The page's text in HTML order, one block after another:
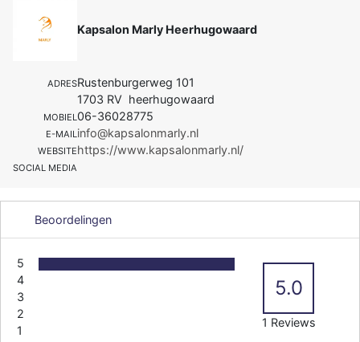
Kapsalon Marly Heerhugowaard
ADRESRustenburgerweg 101
1703 RV heerhugowaard
MOBIEL06-36028775
E-MAILinfo@kapsalonmarly.nl
WEBSITEhttps://www.kapsalonmarly.nl/
SOCIAL MEDIA
Beoordelingen
5
4
3
2
1
5.0
1 Reviews